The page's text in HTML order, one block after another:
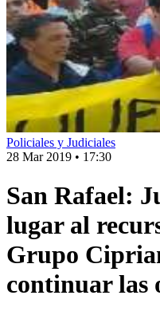
Policiales y Judiciales
28 Mar 2019 • 17:30
San Rafael:
lugar al
Grupo
continuar las